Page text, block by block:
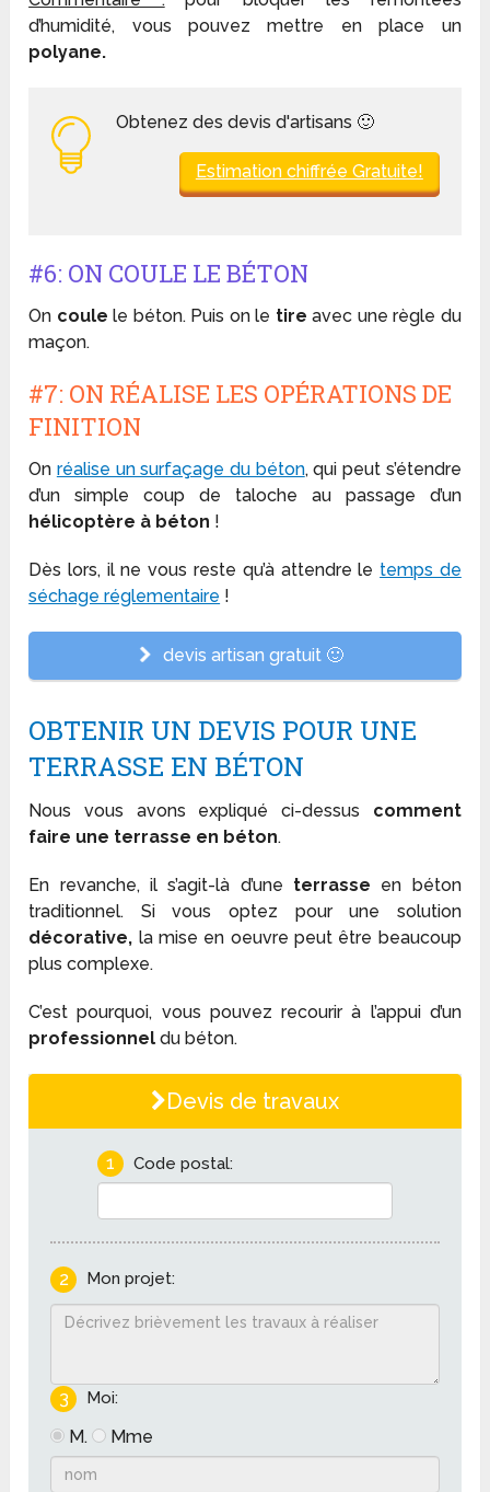
d’humidité, vous pouvez mettre en place un
polyane.
Obtenez des devis d'artisans 🙂
Estimation chiffrée Gratuite!
#6: ON COULE LE BÉTON
On coule le béton. Puis on le tire avec une règle du
maçon.
#7: ON RÉALISE LES OPÉRATIONS DE
FINITION
On réalise un surfaçage du béton, qui peut s’étendre
d’un simple coup de taloche au passage d’un
hélicoptère à béton !
Dès lors, il ne vous reste qu’à attendre le temps de
séchage réglementaire !
devis artisan gratuit 🙂
OBTENIR UN DEVIS POUR UNE
TERRASSE EN BÉTON
Nous vous avons expliqué ci-dessus comment
faire une terrasse en béton.
En revanche, il s’agit-là d’une terrasse en béton
traditionnel. Si vous optez pour une solution
décorative, la mise en oeuvre peut être beaucoup
plus complexe.
C’est pourquoi, vous pouvez recourir à l’appui d’un
professionnel du béton.
Devis de travaux
1 Code postal:
2 Mon projet:
3 Moi:
M. Mme